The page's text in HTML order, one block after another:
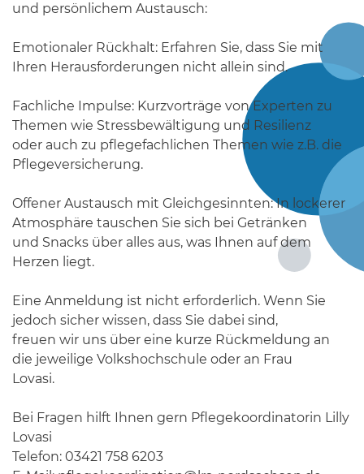
und persönlichem Austausch:
Emotionaler Rückhalt: Erfahren Sie, dass Sie mit
Ihren Herausforderungen nicht allein sind.
Fachliche Impulse: Kurzvorträge von Experten zu
Themen wie Stressbewältigung und Resilienz
oder auch zu pflegefachlichen Themen wie z.B. die
Pflegeversicherung.
Offener Austausch mit Gleichgesinnten: In lockerer
Atmosphäre tauschen Sie sich bei Getränken
und Snacks über alles aus, was Ihnen auf dem
Herzen liegt.
Eine Anmeldung ist nicht erforderlich. Wenn Sie
jedoch sicher wissen, dass Sie dabei sind,
freuen wir uns über eine kurze Rückmeldung an
die jeweilige Volkshochschule oder an Frau
Lovasi.
Bei Fragen hilft Ihnen gern Pflegekoordinatorin Lilly
Lovasi
Telefon: 03421 758 6203